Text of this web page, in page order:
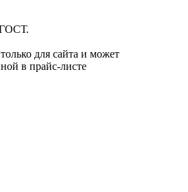
ГОСТ.
для сайта и может
в прайс-листе